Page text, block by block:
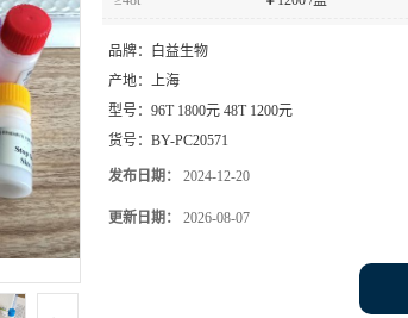
品牌：
白益生物
产地： 上海
型号： 96T 1800元 48T 1200元
货号： BY-PC20571
发布日期： 2024-12-20
更新日期： 2026-08-07